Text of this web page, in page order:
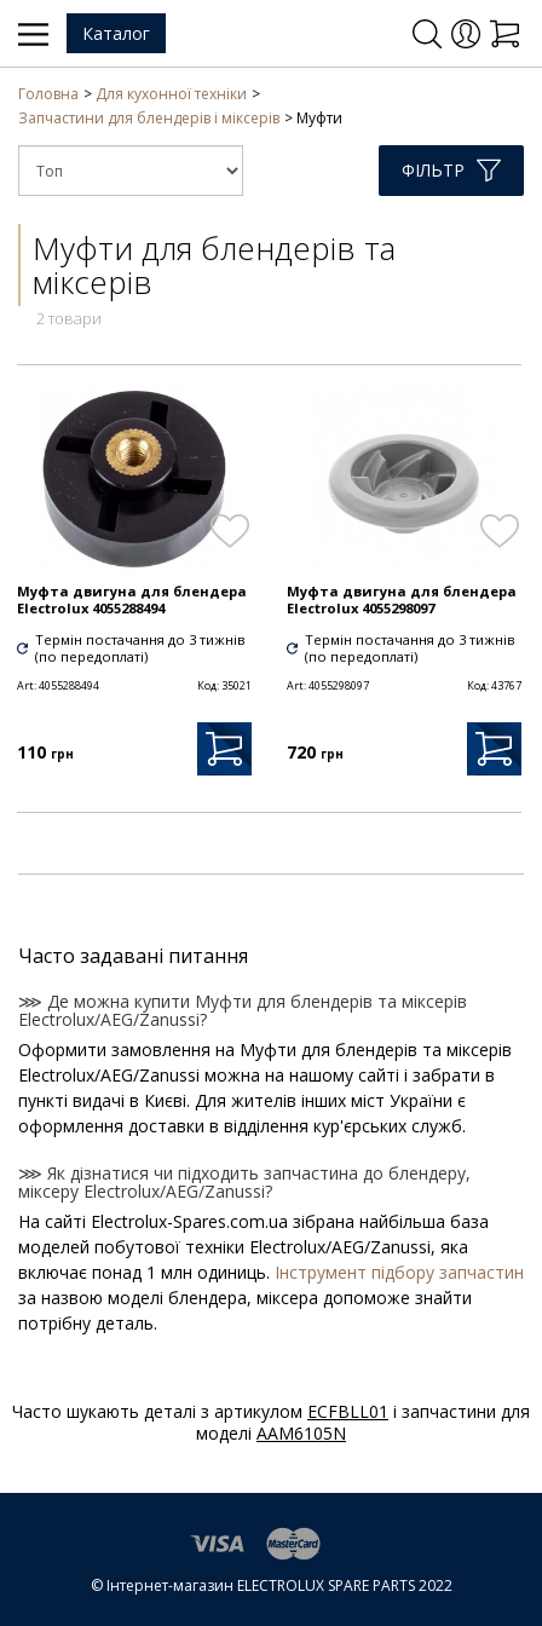
Каталог
Головна
Для кухонної техніки
Запчастини для блендерів і міксерів
Муфти
ФІЛЬТР
Муфти для блендерів та
міксерів
2 товари
Муфта двигуна для блендера
Electrolux 4055288494
Термін постачання до 3 тижнів
(по передоплаті)
Art:4055288494 Код: 35021
110 грн
Муфта двигуна для блендера
Electrolux 4055298097
Термін постачання до 3 тижнів
(по передоплаті)
Art:4055298097 Код:43767
720 грн
Часто задавані питання
⋙ Де можна купити Муфти для блендерів та міксерів
Electrolux/AEG/Zanussi?
Оформити замовлення на Муфти для блендерів та міксерів
Electrolux/AEG/Zanussi можна на нашому сайті і забрати в
пункті видачі в Києві. Для жителів інших міст України є
оформлення доставки в відділення кур'єрських служб.
⋙ Як дізнатися чи підходить запчастина до блендеру,
міксеру Electrolux/AEG/Zanussi?
На сайті Electrolux-Spares.com.ua зібрана найбільша база
моделей побутової техніки Electrolux/AEG/Zanussi, яка
включає понад 1 млн одиниць. Інструмент підбору запчастин
за назвою моделі блендера, міксера допоможе знайти
потрібну деталь.
Спеціальна наклейка виробника з назвою моделі і іншими
параметрами - шильдик знаходиться на корпусі блендера,
Electrolux/AEG/Zanussi?
На нашому сайті можна купити оригінальні Муфти для
блендерів та міксерів Electrolux/AEG/Zanussi за
Часто шукають деталі з артикулом ECFBLL01 і запчастини для
моделі AAM6105N
© Інтернет-магазин ELECTROLUX SPARE PARTS 2022